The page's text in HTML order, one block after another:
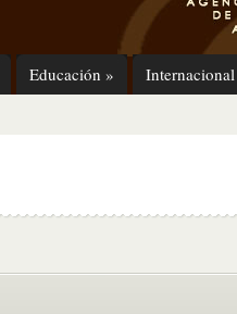
Educación » Internacional